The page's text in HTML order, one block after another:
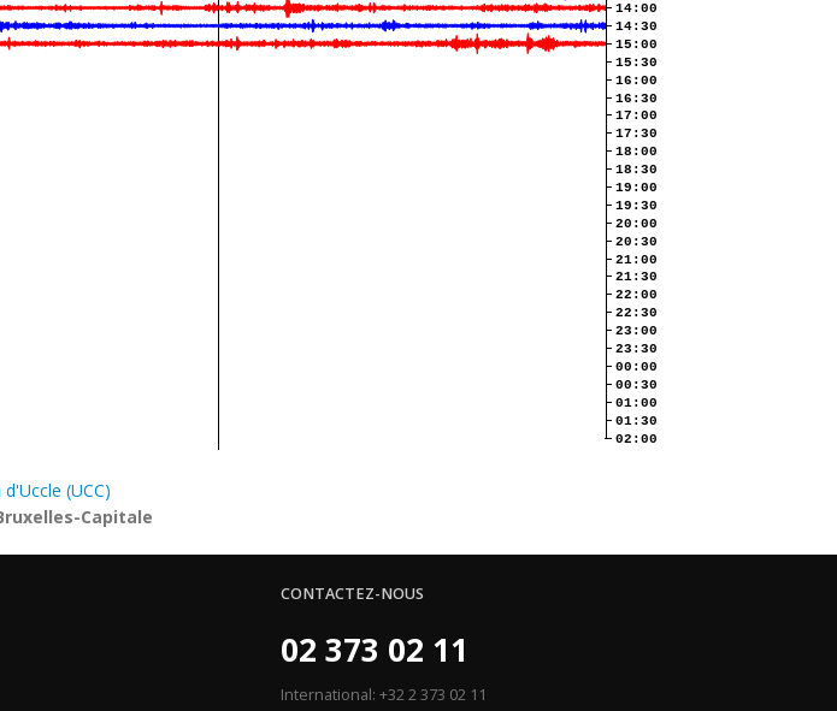
14:00
14:30
15:00
15:30
16:00
16:30
17:00
17:30
18:00
18:30
19:00
19:30
20:00
20:30
21:00
21:30
22:00
22:30
23:00
23:30
00:00
00:30
01:00
01:30
02:00
(UCC)
Capitale
CONTACTEZ-NOUS
02 373 02 11
International: +32 2 373 02 11